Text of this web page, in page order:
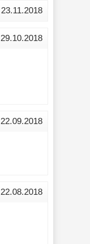
23.11.2018
29.10.2018
22.09.2018
22.08.2018